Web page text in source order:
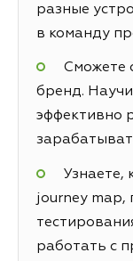
разные
в команду
Сможете
бренд.
эффективно
Узнаете,
journey map,
работать с